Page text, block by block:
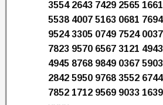
3554 2643 7429 2565
5538 4007 5163 0681
9524 3305 0749 7524
7823 9570 6567 3121
4945 8768 9849 0367
2842 5950 9768 3552
7852 1712 9569 9033